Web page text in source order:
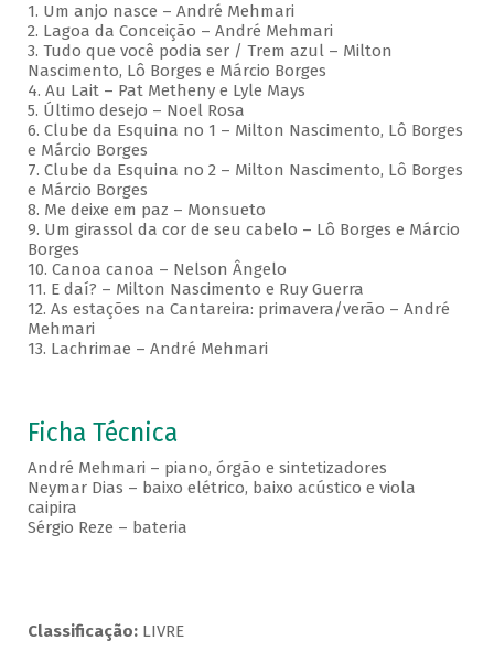
1. Um anjo nasce – André Mehmari
2. Lagoa da Conceição – André Mehmari
3. Tudo que você podia ser / Trem azul – Milton
Nascimento, Lô Borges e Márcio Borges
4. Au Lait – Pat Metheny e Lyle Mays
5. Último desejo – Noel Rosa
6. Clube da Esquina no 1 – Milton Nascimento, Lô Borges
e Márcio Borges
7. Clube da Esquina no 2 – Milton Nascimento, Lô Borges
e Márcio Borges
8. Me deixe em paz – Monsueto
9. Um girassol da cor de seu cabelo – Lô Borges e Márcio
Borges
10. Canoa canoa – Nelson Ângelo
11. E daí? – Milton Nascimento e Ruy Guerra
12. As estações na Cantareira: primavera/verão – André
Mehmari
13. Lachrimae – André Mehmari
Ficha Técnica
André Mehmari – piano, órgão e sintetizadores
Neymar Dias – baixo elétrico, baixo acústico e viola
caipira
Sérgio Reze – bateria
Classificação: LIVRE